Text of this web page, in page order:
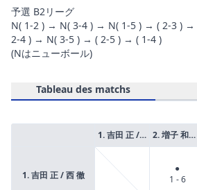
予選 B2リーグ
N( 1-2 ) → N( 3-4 ) → N( 1-5 ) → ( 2-3 )
2-4 ) → N( 3-5 ) → ( 2-5 ) → ( 1-4 )
(Nはニューボール)
Tableau des matchs
1. 吉田 正 / 西 徹 2. 増子 和位 / 小沼 文彦
1. 吉田 正 / 西 徹
●
1 - 6